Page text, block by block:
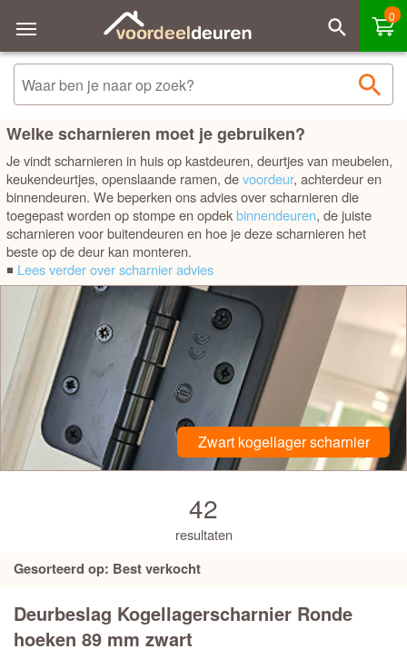
0
Filteren
Sorteren
Merk - A tot Z
Prijs laag - hoog
Prijs hoog - laag
Best verkocht
Welke scharnieren moet je gebruiken?
Je vindt scharnieren in huis op kastdeuren, deurtjes van meubelen,
keukendeurtjes, openslaande ramen, devoordeur, achterdeur en
binnendeuren. We beperken ons advies over scharnieren die
toegepast worden op stompe en opdekbinnendeuren, de juiste
scharnieren voor buitendeuren en hoe je deze scharnieren het
beste op de deur kan monteren.
◾ Lees verder over scharnier advies
Zwart kogellager scharnier
42
resultaten
Gesorteerd op: Best verkocht
Deurbeslag Kogellagerscharnier Ronde
hoeken 89 mm zwart